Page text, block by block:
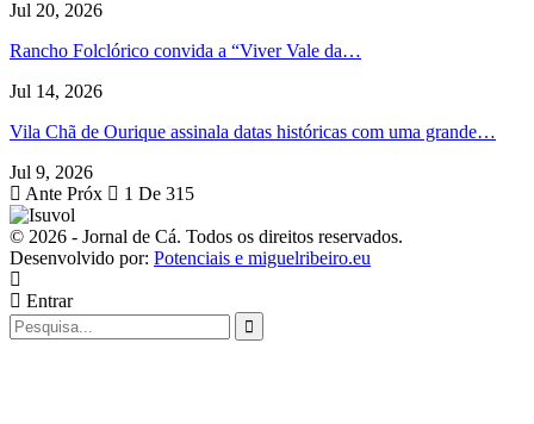
Jul 20, 2026
Rancho Folclórico convida a “Viver Vale da…
Jul 14, 2026
Vila Chã de Ourique assinala datas históricas com uma grande…
Jul 9, 2026
Ante Próx 1 De 315
© 2026 - Jornal de Cá. Todos os direitos reservados.
Desenvolvido por: Potenciais e miguelribeiro.eu
Entrar